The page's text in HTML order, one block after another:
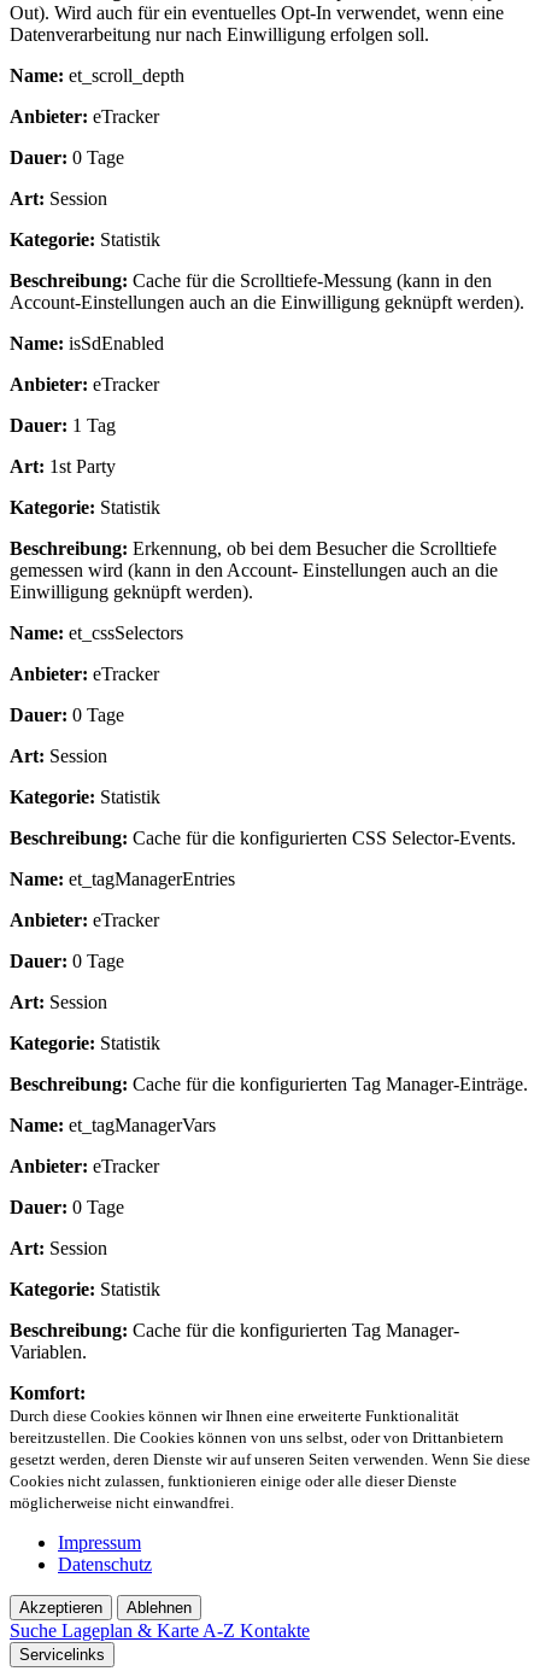
Out). Wird auch für ein eventuelles Opt-In verwendet, wenn eine
Datenverarbeitung nur nach Einwilligung erfolgen soll.
Name: et_scroll_depth
Anbieter: eTracker
Dauer: 0 Tage
Art: Session
Kategorie: Statistik
Beschreibung: Cache für die Scrolltiefe-Messung (kann in den
Account-Einstellungen auch an die Einwilligung geknüpft werden).
Name: isSdEnabled
Anbieter: eTracker
Dauer: 1 Tag
Art: 1st Party
Kategorie: Statistik
Beschreibung: Erkennung, ob bei dem Besucher die Scrolltiefe
gemessen wird (kann in den Account- Einstellungen auch an die
Einwilligung geknüpft werden).
Name: et_cssSelectors
Anbieter: eTracker
Dauer: 0 Tage
Art: Session
Kategorie: Statistik
Beschreibung: Cache für die konfigurierten CSS Selector-Events.
Name: et_tagManagerEntries
Anbieter: eTracker
Dauer: 0 Tage
Art: Session
Kategorie: Statistik
Beschreibung: Cache für die konfigurierten Tag Manager-Einträge.
Name: et_tagManagerVars
Anbieter: eTracker
Dauer: 0 Tage
Art: Session
Kategorie: Statistik
Beschreibung: Cache für die konfigurierten Tag Manager-
Variablen.
Komfort:
Durch diese Cookies können wir Ihnen eine erweiterte Funktionalität
bereitzustellen. Die Cookies können von uns selbst, oder von Drittanbietern
gesetzt werden, deren Dienste wir auf unseren Seiten verwenden. Wenn Sie diese
Cookies nicht zulassen, funktionieren einige oder alle dieser Dienste
möglicherweise nicht einwandfrei.
Impressum
Datenschutz
Akzeptieren Ablehnen
Suche Lageplan & KarteA-Z Kontakte
Servicelinks